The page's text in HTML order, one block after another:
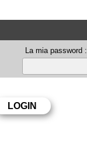
La mia password :